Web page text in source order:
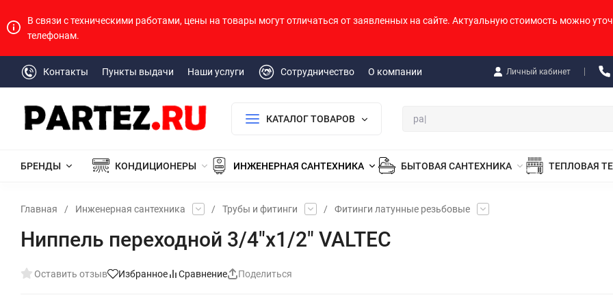
В связи с техническими работами, цены на товары могут отличаться от заявленных на сайте. Актуальную стоимость можно
телефонам.
Контакты Пункты выдачи Наши услуги Сотрудничество О компании Личный кабинет
КАТАЛОГ ТОВАРОВ
БРЕНДЫ КОНДИЦИОНЕРЫ ИНЖЕНЕРНАЯ САНТЕХНИКА БЫТОВАЯ САНТЕХНИКА ТЕПЛОВАЯ
Главная / Инженерная сантехника / Трубы и фитинги / Фитинги латунные резьбовые
Ниппель переходной 3/4"х1/2" VALTEC
Оставить отзыв Избранное Сравнение Поделиться